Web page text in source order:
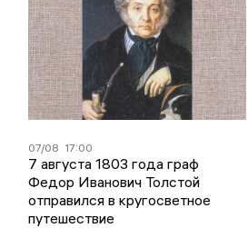
07/08 17:00
7 августа 1803 года граф
Федор Иванович Толстой
отправился в кругосветное
путешествие